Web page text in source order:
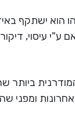
הוא ישתקף
ע"י עיסוי,
ומפני